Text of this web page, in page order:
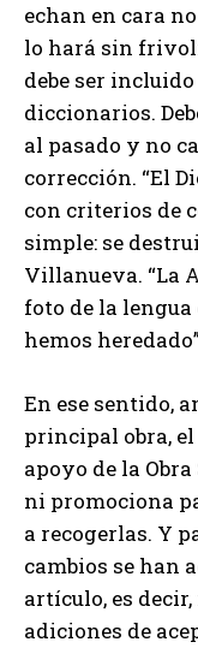
echan en cara
lo hará sin
debe ser
diccionarios.
al pasado y no
corrección. “El
con criterios de
simple: se
Villanueva. “La
foto de la
hemos
En ese sentido,
principal obra,
apoyo de la
ni promociona
a recogerlas. Y
cambios se han
artículo, es
adiciones de